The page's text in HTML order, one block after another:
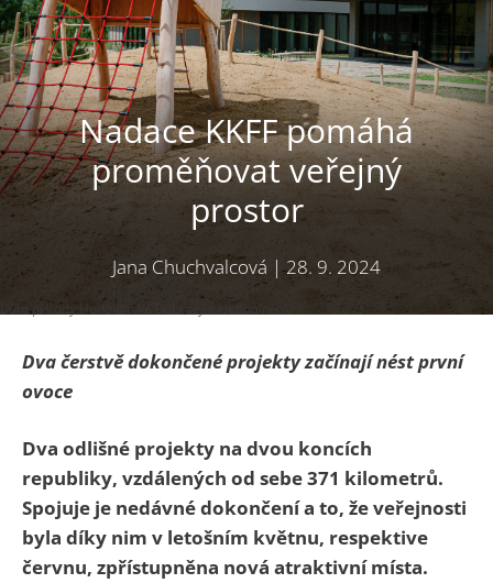
Nadace KKFF pomáhá
proměňovat veřejný
prostor
Jana Chuchvalcová |28. 9. 2024
Dům přírody Hodonínské Dúbravy v Hodoníně
Dva čerstvě dokončené projekty začínají nést první
ovoce
Dva odlišné projekty na dvou koncích
republiky, vzdálených od sebe 371 kilometrů.
Spojuje je nedávné dokončení a to, že veřejnosti
byla díky nim v letošním květnu, respektive
červnu, zpřístupněna nová atraktivní místa.